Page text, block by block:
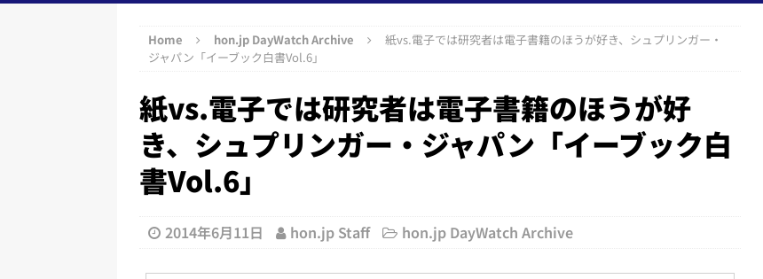
[ 2026年8月4日 ] 小学館「マンガワン」問題の第三者委員会調査報告書を公開など 日刊出版ニュースまと
[ 2026年8月3日 ] 「講談社、著者向けポータルサイト提供開始」「EUが生成AIコンテンツの識別表示を義
務化」など、週刊出版ニュースまとめ＆コラム #726（2026年7月26日～8月1日）
週刊出版ニュースま
[ 2026年8月2日 ]
日刊出版ニュースまとめ
Home hon.jp DayWatch Archive
紙vs.電子では研究者は電子書籍のほうが好き、シュプリンガー・
ジャパン「イーブック白書Vol.6」
紙vs.電子では研究者は電子書籍のほうが好
き、シュプリンガー・ジャパン「イーブック白
書Vol.6」
2014年6月11日 hon.jp Staff hon.jp DayWatch Archive